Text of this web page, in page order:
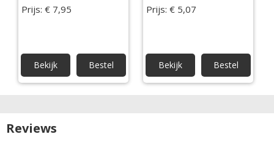
Prijs: € 7,95
Bekijk Bestel
Prijs: € 5,07
Bekijk Bestel
Reviews